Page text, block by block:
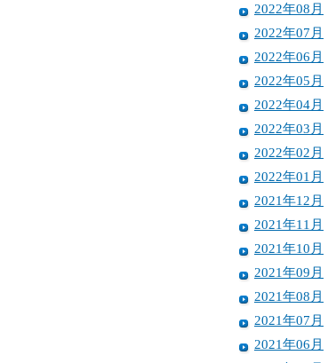
2022年08月
2022年07月
2022年06月
2022年05月
2022年04月
2022年03月
2022年02月
2022年01月
2021年12月
2021年11月
2021年10月
2021年09月
2021年08月
2021年07月
2021年06月